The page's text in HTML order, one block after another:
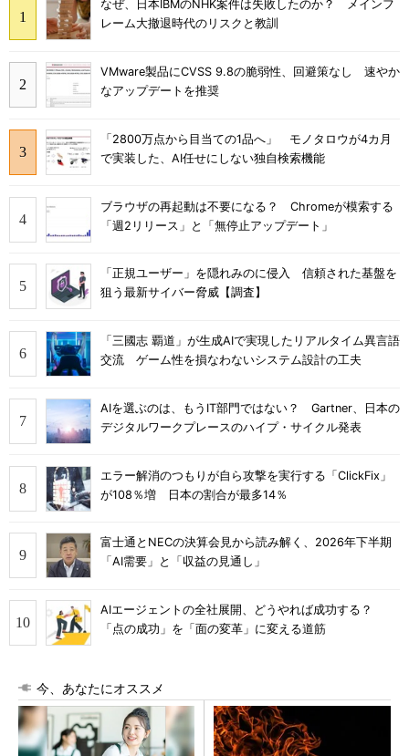
なぜ、日本IBMのNHK案件は失敗したのか？ メインフ
レーム大撤退時代のリスクと教訓
VMware製品にCVSS 9.8の脆弱性、回避策なし 速やか
なアップデートを推奨
「2800万点から目当ての1品へ」 モノタロウが4カ月
で実装した、AI任せにしない独自検索機能
ブラウザの再起動は不要になる？ Chromeが模索する
「週2リリース」と「無停止アップデート」
「正規ユーザー」を隠れみのに侵入 信頼された基盤を
狙う最新サイバー脅威【調査】
「三國志 覇道」が生成AIで実現したリアルタイム異言語
交流 ゲーム性を損なわないシステム設計の工夫
AIを選ぶのは、もうIT部門ではない？ Gartner、日本の
デジタルワークプレースのハイプ・サイクル発表
エラー解消のつもりが自ら攻撃を実行する「ClickFix」
が108％増 日本の割合が最多14％
富士通とNECの決算会見から読み解く、2026年下半期
「AI需要」と「収益の見通し」
AIエージェントの全社展開、どうやれば成功する？
「点の成功」を「面の変革」に変える道筋
今、あなたにオススメ